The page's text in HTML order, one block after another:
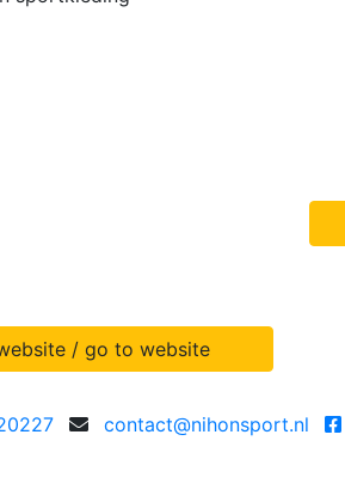
/ go to website
contact@nihonsport.nl